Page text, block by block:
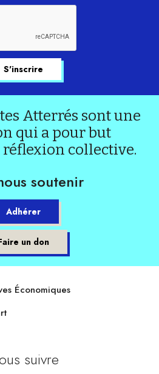
Atterrés sont une
qui a pour but
réflexion collective.
soutenir
Adhérer
un don
Économiques
suivre